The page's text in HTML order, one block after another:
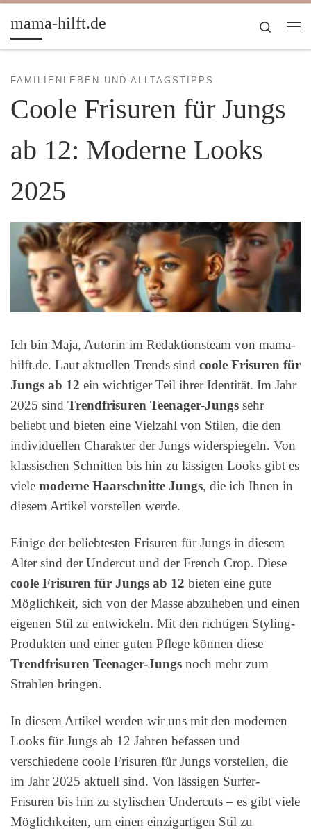
Zum Inhalt springen
mama-hilft.de
Search
FAMILIENLEBEN UND ALLTAGSTIPPS
Coole Frisuren für Jungs
ab 12: Moderne Looks
2025
Ich bin Maja, Autorin im Redaktionsteam von mama-
hilft.de. Laut aktuellen Trends sind coole Frisuren für
Jungs ab 12 ein wichtiger Teil ihrer Identität. Im Jahr
2025 sind Trendfrisuren Teenager-Jungs sehr
beliebt und bieten eine Vielzahl von Stilen, die den
individuellen Charakter der Jungs widerspiegeln. Von
klassischen Schnitten bis hin zu lässigen Looks gibt es
viele moderne Haarschnitte Jungs, die ich Ihnen in
diesem Artikel vorstellen werde.
Einige der beliebtesten Frisuren für Jungs in diesem
Alter sind der Undercut und der French Crop. Diese
coole Frisuren für Jungs ab 12 bieten eine gute
Möglichkeit, sich von der Masse abzuheben und einen
eigenen Stil zu entwickeln. Mit den richtigen Styling-
Produkten und einer guten Pflege können diese
Trendfrisuren Teenager-Jungs noch mehr zum
Strahlen bringen.
In diesem Artikel werden wir uns mit den modernen
Looks für Jungs ab 12 Jahren befassen und
verschiedene coole Frisuren für Jungs vorstellen, die
im Jahr 2025 aktuell sind. Von lässigen Surfer-
Frisuren bis hin zu stylischen Undercuts – es gibt viele
Möglichkeiten, um einen einzigartigen Stil zu